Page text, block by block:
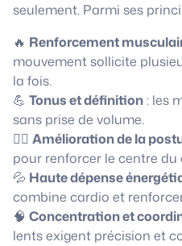
seulement. Parmi ses
🔥 Renforcement
mouvement sollicite
la fois.
💪 Tonus et définition: les
sans prise de volume.
🧘‍♀️ Amélioration de la
pour renforcer le centre du
💦 Haute dépense
combine cardio et
🧠 Concentration et
lents exigent précision et